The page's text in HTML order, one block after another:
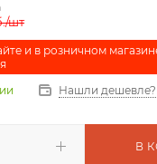
/шт
и в розничном
Нашли дешевле?
В